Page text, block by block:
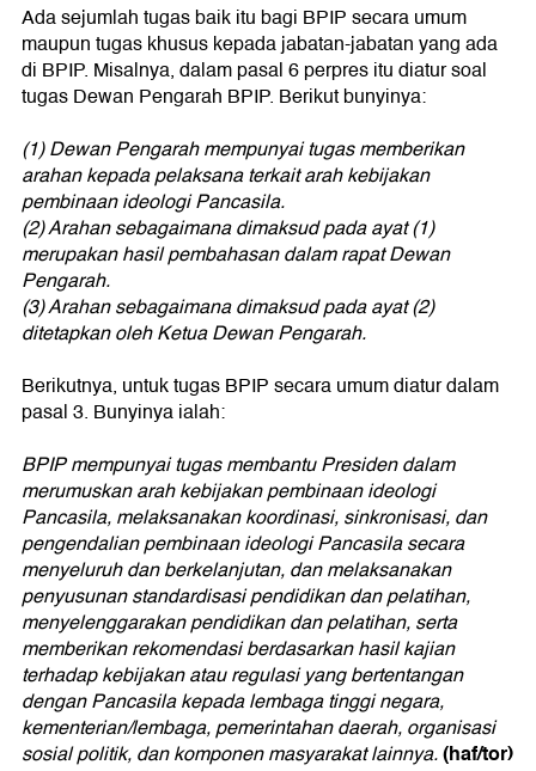
Ada sejumlah tugas baik itu bagi BPIP secara umum
maupun tugas khusus kepada jabatan-jabatan yang ada
di BPIP. Misalnya, dalam pasal 6 perpres itu diatur soal
tugas Dewan Pengarah BPIP. Berikut bunyinya:
(1) Dewan Pengarah mempunyai tugas memberikan
arahan kepada pelaksana terkait arah kebijakan
pembinaan ideologi Pancasila.
(2) Arahan sebagaimana dimaksud pada ayat (1)
merupakan hasil pembahasan dalam rapat Dewan
Pengarah.
(3) Arahan sebagaimana dimaksud pada ayat (2)
ditetapkan oleh Ketua Dewan Pengarah.
Berikutnya, untuk tugas BPIP secara umum diatur dalam
pasal 3. Bunyinya ialah:
BPIP mempunyai tugas membantu Presiden dalam
merumuskan arah kebijakan pembinaan ideologi
Pancasila, melaksanakan koordinasi, sinkronisasi, dan
pengendalian pembinaan ideologi Pancasila secara
menyeluruh dan berkelanjutan, dan melaksanakan
penyusunan standardisasi pendidikan dan pelatihan,
menyelenggarakan pendidikan dan pelatihan, serta
memberikan rekomendasi berdasarkan hasil kajian
terhadap kebijakan atau regulasi yang bertentangan
dengan Pancasila kepada lembaga tinggi negara,
kementerian/lembaga, pemerintahan daerah, organisasi
sosial politik, dan komponen masyarakat lainnya.(haf/tor)